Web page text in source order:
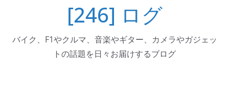
器エフェクターが返礼品でもらえる！
Italjet Dragster 200のフロントISSサスの動きが判ったら
コーナリングが楽しくなった
[246] ログ
バイク、F1やクルマ、音楽やギター、カメラやガジェッ
トの話題を日々お届けするブログ